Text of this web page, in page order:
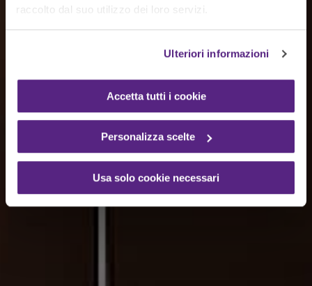
raccolto dal suo utilizzo dei loro servizi.
Ulteriori informazioni
Accetta tutti i cookie
Personalizza scelte
Usa solo cookie necessari
fornitori e collaboratori esterni alle strutture